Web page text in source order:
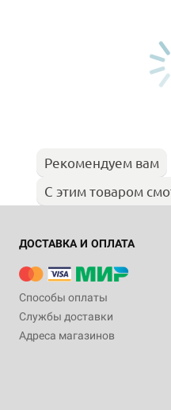
Рекомендуем вам
С этим товаром
ДОСТАВКА И ОПЛАТА
Способы оплаты
Службы доставки
Адреса магазинов